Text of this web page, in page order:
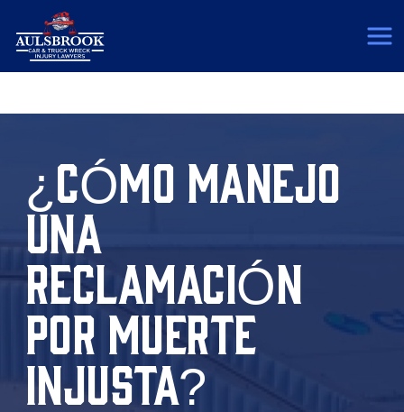
¿CÓMO MANEJO
UNA
RECLAMACIÓN
POR MUERTE
INJUSTA?